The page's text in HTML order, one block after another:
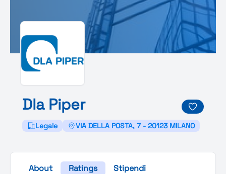
Dla Piper
Legale VIA DELLA POSTA, 7 - 20123 MILANO
About Ratings Stipendi